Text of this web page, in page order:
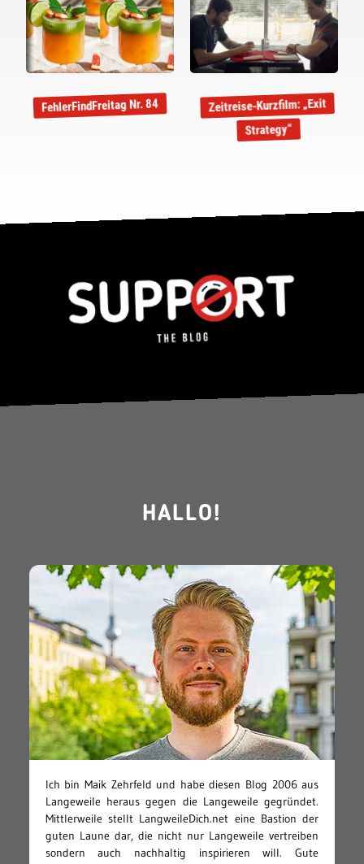
FehlerFindFreitag Nr. 84 Zeitreise-Kurzfilm: „Exit
Strategy“
HALLO!
Ich bin Maik Zehrfeld und habe diesen Blog 2006 aus
Langeweile heraus gegen die Langeweile gegründet.
Mittlerweile stellt LangweileDich.net eine Bastion der
guten Laune dar, die nicht nur Langeweile vertreiben
sondern auch nachhaltig inspirieren will. Gute